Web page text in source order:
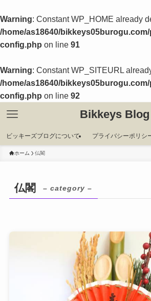
Warning: Constant WP_HOME already
/home/as18640/
config.php on line 91
Warning: Constant WP_SITEURL
/home/as18640/
config.php on line 92
Bikkeys Blog
ビッキーズブログについて プライバシーポリシ
ホーム 仏閣
仏閣 – category –